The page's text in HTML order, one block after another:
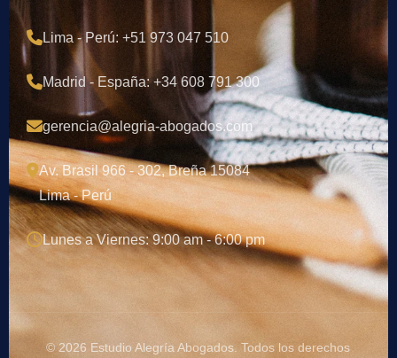
Lima - Perú: +51 973 047 510
Madrid - España: +34 608 791 300
gerencia@alegria-abogados.com
Av. Brasil 966 - 302, Breña 15084
Lima - Perú
Lunes a Viernes: 9:00 am - 6:00 pm
© 2026 Estudio Alegría Abogados. Todos los derechos